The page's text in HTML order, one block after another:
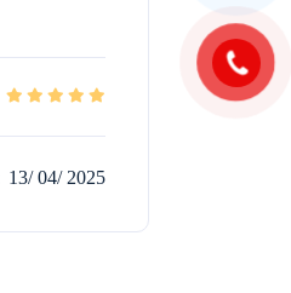
13/ 04/ 2025